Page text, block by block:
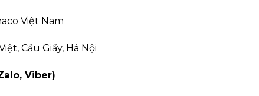
Việt Nam
Cầu Giấy, Hà Nội
Viber)